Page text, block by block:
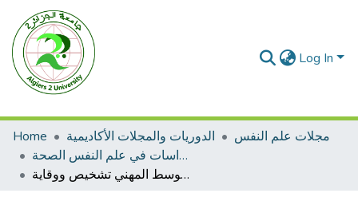
Log In
Home الدوريات والمجلات الأكاديمية
مجلات علم النفس
مجلة دراسات في علم النفس الصحة
واقع الصحة في الوسط المهني تشخيص ووقاية